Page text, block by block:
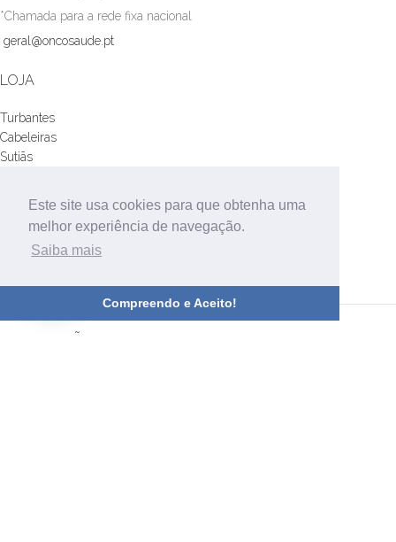
Este site usa cookies para que obtenha uma
melhor experiência de navegação.
Saiba mais
Compreendo e Aceito!
*Chamada para a rede fixa nacional
geral@oncosaude.pt
LOJA
Turbantes
Cabeleiras
Sutiãs